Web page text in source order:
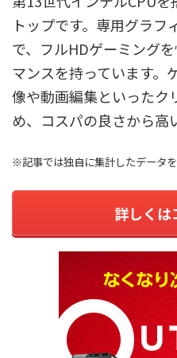
トップです。専用グラフ
で、フルHDゲーミング
マンスを持っています。
像や動画編集といったク
め、コスパの良さから高
※記事では独自に集計したデータ
詳しくは